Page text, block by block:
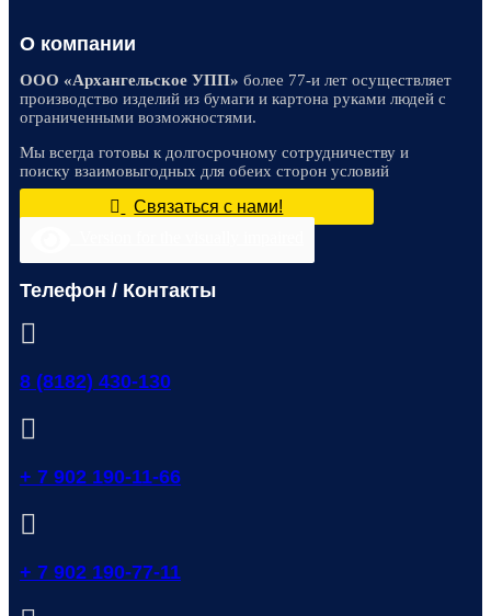
О компании
ООО «Архангельское УПП» более 77-и лет осуществляет
производство изделий из бумаги и картона руками людей с
ограниченными возможностями.
Мы всегда готовы к долгосрочному сотрудничеству и
поиску взаимовыгодных для обеих сторон условий
Связаться с нами!
Телефон / Контакты
8 (8182) 430-130
+ 7 902 190-11-66
+ 7 902 190-77-11